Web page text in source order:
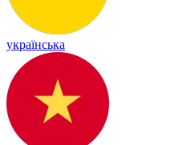
українська